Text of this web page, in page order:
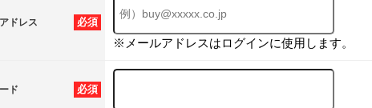
必須
ドレス
※メールアドレスはログインに使用します。
必須
ド